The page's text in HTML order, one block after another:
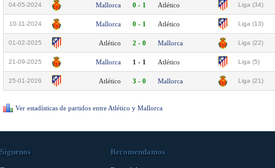
04-05-2024 Mallorca 0 - 1 Atlético Liga (34)
10-11-2024 Mallorca 0 - 1 Atlético Liga (13)
01-02-2025 Atlético 2 - 0 Mallorca Liga (22)
21-09-2025 Mallorca 1 - 1 Atlético Liga (5)
25-01-2026 Atlético 3 - 0 Mallorca Liga (21)
Ver estadísticas de partidos entre Atlético y Mallorca
Síguenos Recomendamos